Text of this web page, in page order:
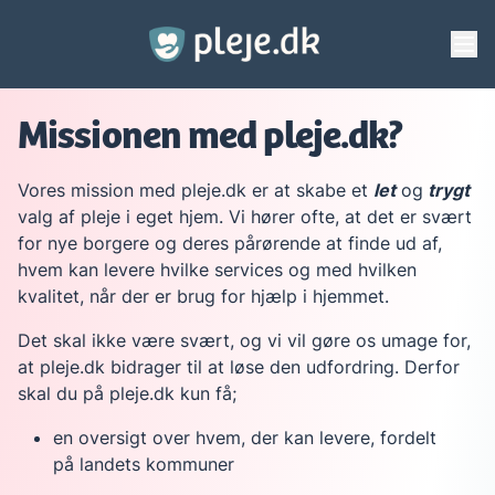
Missionen med pleje.dk?
Vores mission med pleje.dk er at skabe et letog trygt
valg af pleje i eget hjem. Vi hører ofte, at det er svært
for nye borgere og deres pårørende at finde ud af,
hvem kan levere hvilke services og med hvilken
kvalitet, når der er brug for hjælp i hjemmet.
Det skal ikke være svært, og vi vil gøre os umage for,
at pleje.dk bidrager til at løse den udfordring. Derfor
skal du på pleje.dk kun få;
en oversigt over hvem, der kan levere, fordelt
på landets kommuner